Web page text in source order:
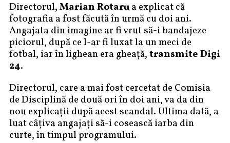
Directorul,Marian Rotarua explicat că
fotografia a fost făcută în urmă cu doi ani.
Angajata din imagine ar fi vrut să-i bandajeze
piciorul, după ce l-ar fi luxat la un meci de
fotbal, iar în lighean era gheață,transmite Digi
24.
Directorul, care a mai fost cercetat de Comisia
de Disciplină de două ori în doi ani, va da din
nou explicații după acest scandal. Ultima dată, a
luat câțiva angajați să-i cosească iarba din
curte, în timpul programului.